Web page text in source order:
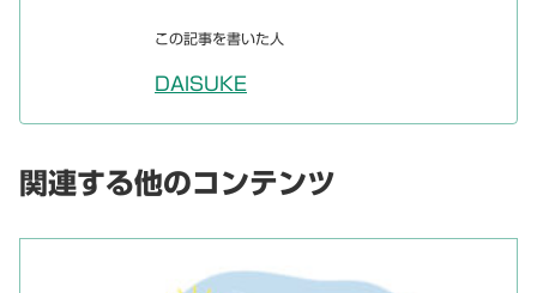
この記事を書いた人
DAISUKE
関連する他のコンテンツ